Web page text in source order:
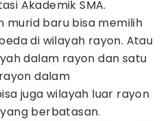
Akademik SMA.
murid baru bisa memilih
di wilayah rayon. Atau
dalam rayon dan satu
dalam
juga wilayah luar rayon
berbatasan.